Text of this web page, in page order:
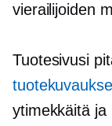
vierailijoiden
Tuotesivusi
ytimekkäitä ja